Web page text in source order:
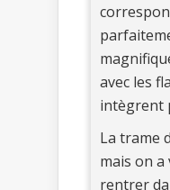
avec les
intègrent
La trame
mais on a
rentrer